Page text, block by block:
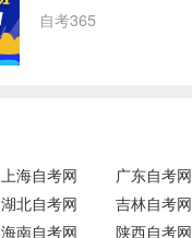
自考365
上海自考网 广东自考网
湖北自考网 吉林自考网
海南自考网 陕西自考网